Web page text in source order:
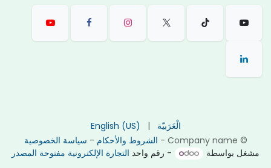
©
Company name
- الشروط والأحكام - سياسة الخصوصية
الْعَرَبيّة |
English (US)
مشغل بواسطة - رقم واحد التجارة الإلكترونية مفتوحة المصدر